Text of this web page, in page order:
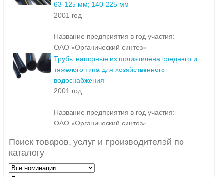
63-125 мм; 140-225 мм
2001 год
Название предприятия в год участия:
ОАО «Органический синтез»
Трубы напорные из полиэтилена среднего и
тяжелого типа для хозяйственного
водоснабжения
2001 год
Название предприятия в год участия:
ОАО «Органический синтез»
Поиск товаров, услуг и производителей по
каталогу